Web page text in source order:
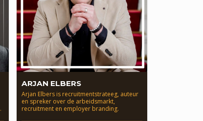
ARJAN ELBERS
Arjan Elbers is recruitmentstrateeg, auteur
en spreker over de arbeidsmarkt,
recruitment en employer branding.